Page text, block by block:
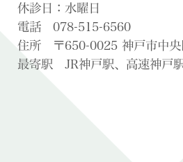
休診日：水曜日
電話 078-515-6560
住所 〒650-0025 神戸市中央
最寄駅 JR神戸駅、高速神戸